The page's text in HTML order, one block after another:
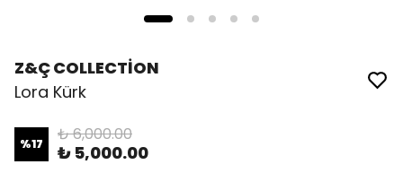
Z&Ç COLLECTİON
Lora Kürk
%17 ₺ 6,000.00
₺ 5,000.00